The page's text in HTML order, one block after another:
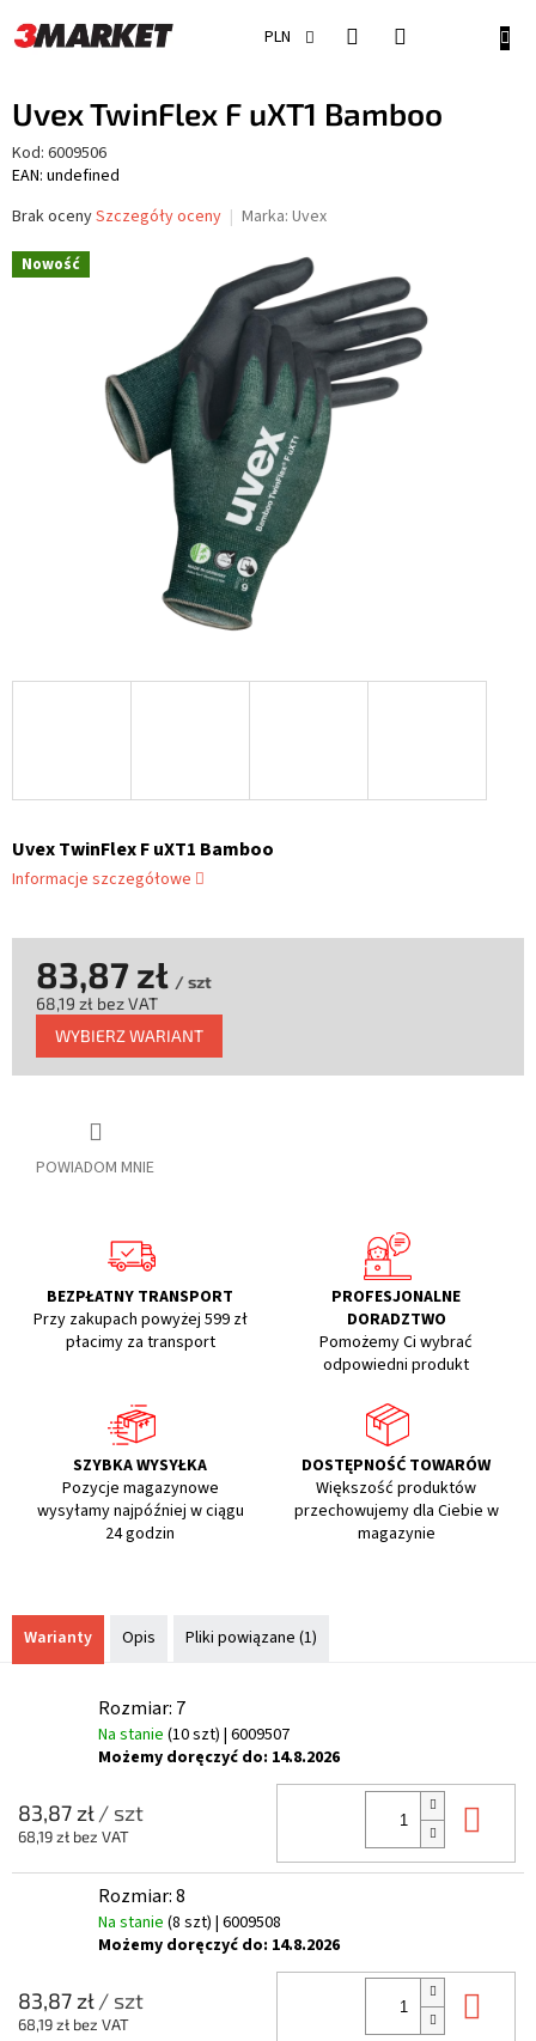
do
treści
PLN
Uvex TwinFlex F uXT1 Bamboo
Kod: 6009506
EAN: undefined
Średnia
produktu
wynosi
Brak ocenySzczegóły oceny Marka: Uvex
Nowość
Uvex TwinFlex F uXT1 Bamboo
Informacje szczegółowe
POWIADOM MNIE
83,87 zł / szt
68,19 zł bez VAT
Cena
jednostkowa:
WYBIERZ WARIANT
BEZPŁATNY TRANSPORT
Przy zakupach powyżej 599 zł
płacimy za transport
PROFESJONALNE
DORADZTWO
Pomożemy Ci wybrać
odpowiedni produkt
SZYBKA WYSYŁKA
Pozycje magazynowe
wysyłamy najpóźniej w ciągu
24 godzin
DOSTĘPNOŚĆ TOWARÓW
Większość produktów
przechowujemy dla Ciebie w
magazynie
Warianty Opis Pliki powiązane (1)
Rozmiar: 7
Na stanie (10 szt) | 6009507
Możemy doręczyć do: 14.8.2026
83,87 zł/ szt
68,19 zł bez VAT
Rozmiar: 8
Na stanie (8 szt) | 6009508
Możemy doręczyć do: 14.8.2026
83,87 zł/ szt
68,19 zł bez VAT